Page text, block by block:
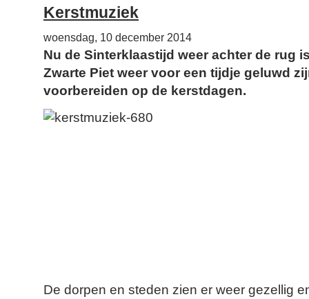
Kerstmuziek
woensdag, 10 december 2014
Nu de Sinterklaastijd weer achter de rug
Zwarte Piet weer voor een tijdje geluwd
voorbereiden op de kerstdagen.
De dorpen en steden zien er weer gezellig